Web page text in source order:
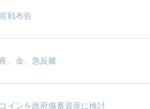
戦布告
、金、急反騰
インを政府備蓄資産に検討